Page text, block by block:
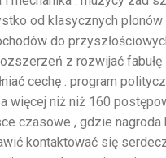
od klasycznych plonów
do
z rozwijać fabułę
cechę . program
więcej niż niż 160
czasowe , gdzie nagroda
kontaktować się